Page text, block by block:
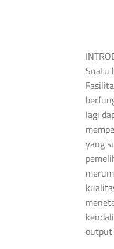
Suatu
lagi
yang
output